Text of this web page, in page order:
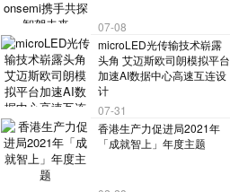
07-08
microLED光传输技术崭露
头角 艾迈斯欧司朗模拟平台
加速AI数据中心高速互连设
计
07-31
香港生产力促进局2021年
「成就智上」年度主题